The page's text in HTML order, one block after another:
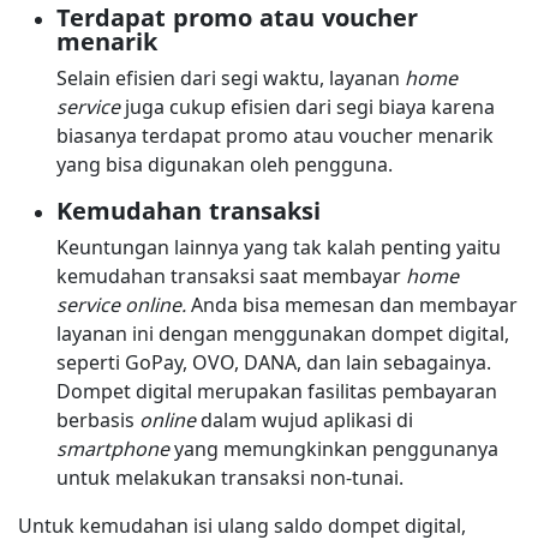
Terdapat promo atau voucher
menarik
Selain efisien dari segi waktu, layanan home
servicejuga cukup efisien dari segi biaya karena
biasanya terdapat promo atau voucher menarik
yang bisa digunakan oleh pengguna.
Kemudahan transaksi
Keuntungan lainnya yang tak kalah penting yaitu
kemudahan transaksi saat membayar home
service online.Anda bisa memesan dan membayar
layanan ini dengan menggunakan dompet digital,
seperti GoPay, OVO, DANA, dan lain sebagainya.
Dompet digital merupakan fasilitas pembayaran
berbasis onlinedalam wujud aplikasi di
smartphoneyang memungkinkan penggunanya
untuk melakukan transaksi non-tunai.
Untuk kemudahan isi ulang saldo dompet digital,